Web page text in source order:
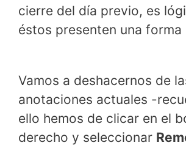
cierre del día previo, es
éstos presenten una forma
Vamos a deshacernos de
anotaciones actuales -
ello hemos de clicar en el
derecho y seleccionar